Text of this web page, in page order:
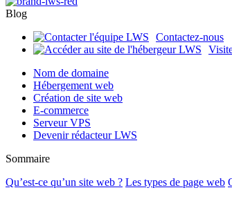
Blog
Contactez-nous
Nom de domaine
Hébergement web
Création de site web
E-commerce
Serveur VPS
Devenir rédacteur LWS
Sommaire
Qu’est-ce qu’un site web ? Les types de page web